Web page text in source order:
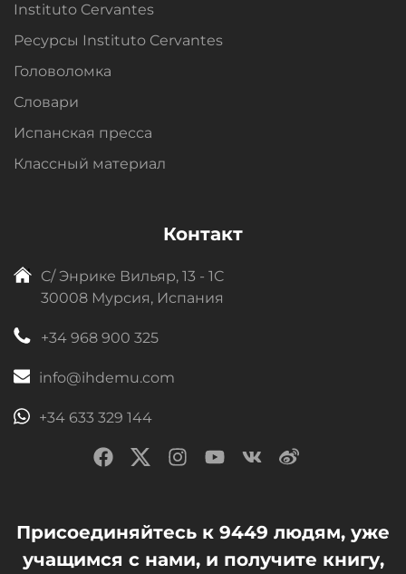
Instituto Cervantes
Ресурсы Instituto Cervantes
Головоломка
Словари
Испанская пресса
Классный материал
Контакт
C/ Энрике Вильяр, 13 - 1C
30008 Мурсия, Испания
+34 968 900 325
info@ihdemu.com
+34 633 329 144
Присоединяйтесь к 9449 людям, уже
учащимся с нами, и получите книгу,